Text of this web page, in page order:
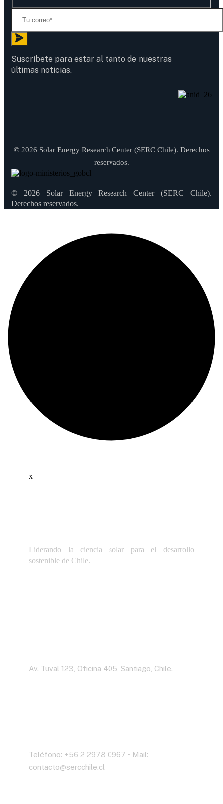
Suscríbete para estar al tanto de nuestras
últimas noticias.
© 2026 Solar Energy Research Center (SERC Chile). Derechos
reservados.
© 2026 Solar Energy Research Center (SERC Chile).
Derechos reservados.
x
Liderando la ciencia solar para el desarrollo
sostenible de Chile.
Av. Tuval 123, Oficina 405, Santiago, Chile.
Teléfono: +56 2 2978 0967 • Mail:
contacto@sercchile.cl